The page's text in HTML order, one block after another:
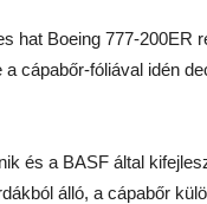
hat Boeing 777-200ER
a cápabőr-fóliával idén
és a BASF által
álló, a cápabőr